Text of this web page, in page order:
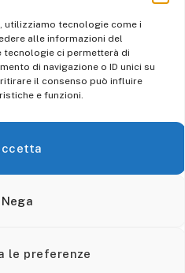
utilizziamo tecnologie come i
alle informazioni del
tecnologie ci permetterà di
di navigazione o ID unici su
il consenso può influire
e funzioni.
Nega
le preferenze